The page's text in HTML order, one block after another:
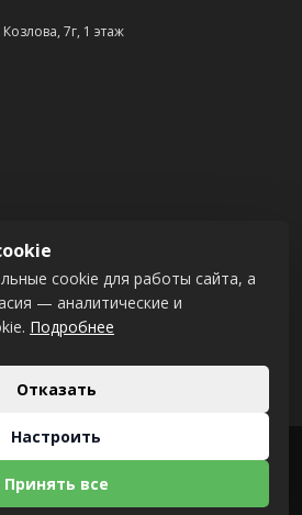
7г, 1 этаж
PJCBBY2X
2026 © KNIPEX
сайта только с разрешения владельца.
магазинаDessites.by
cookie для работы сайта, а
— аналитические и
Подробнее
Отказать
Настроить
Принять все